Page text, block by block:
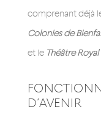
comprenant déjà
Colonies de
et le Théâtre
D’AVENIR